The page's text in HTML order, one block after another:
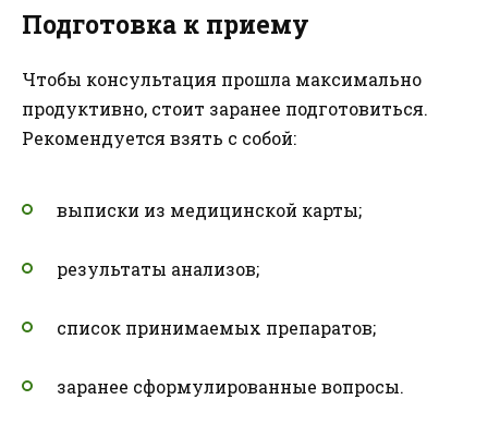
Подготовка к приему
Чтобы консультация прошла максимально
продуктивно, стоит заранее подготовиться.
Рекомендуется взять с собой:
выписки из медицинской карты;
результаты анализов;
список принимаемых препаратов;
заранее сформулированные вопросы.